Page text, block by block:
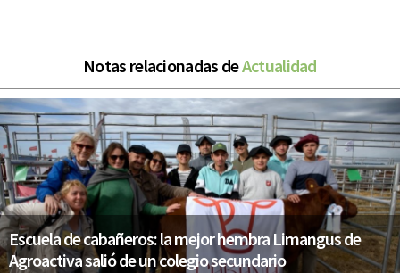
Notas relacionadas deActualidad
Escuela de cabañeros: la mejor hembra Limangus de
Agroactiva salió de un colegio secundario